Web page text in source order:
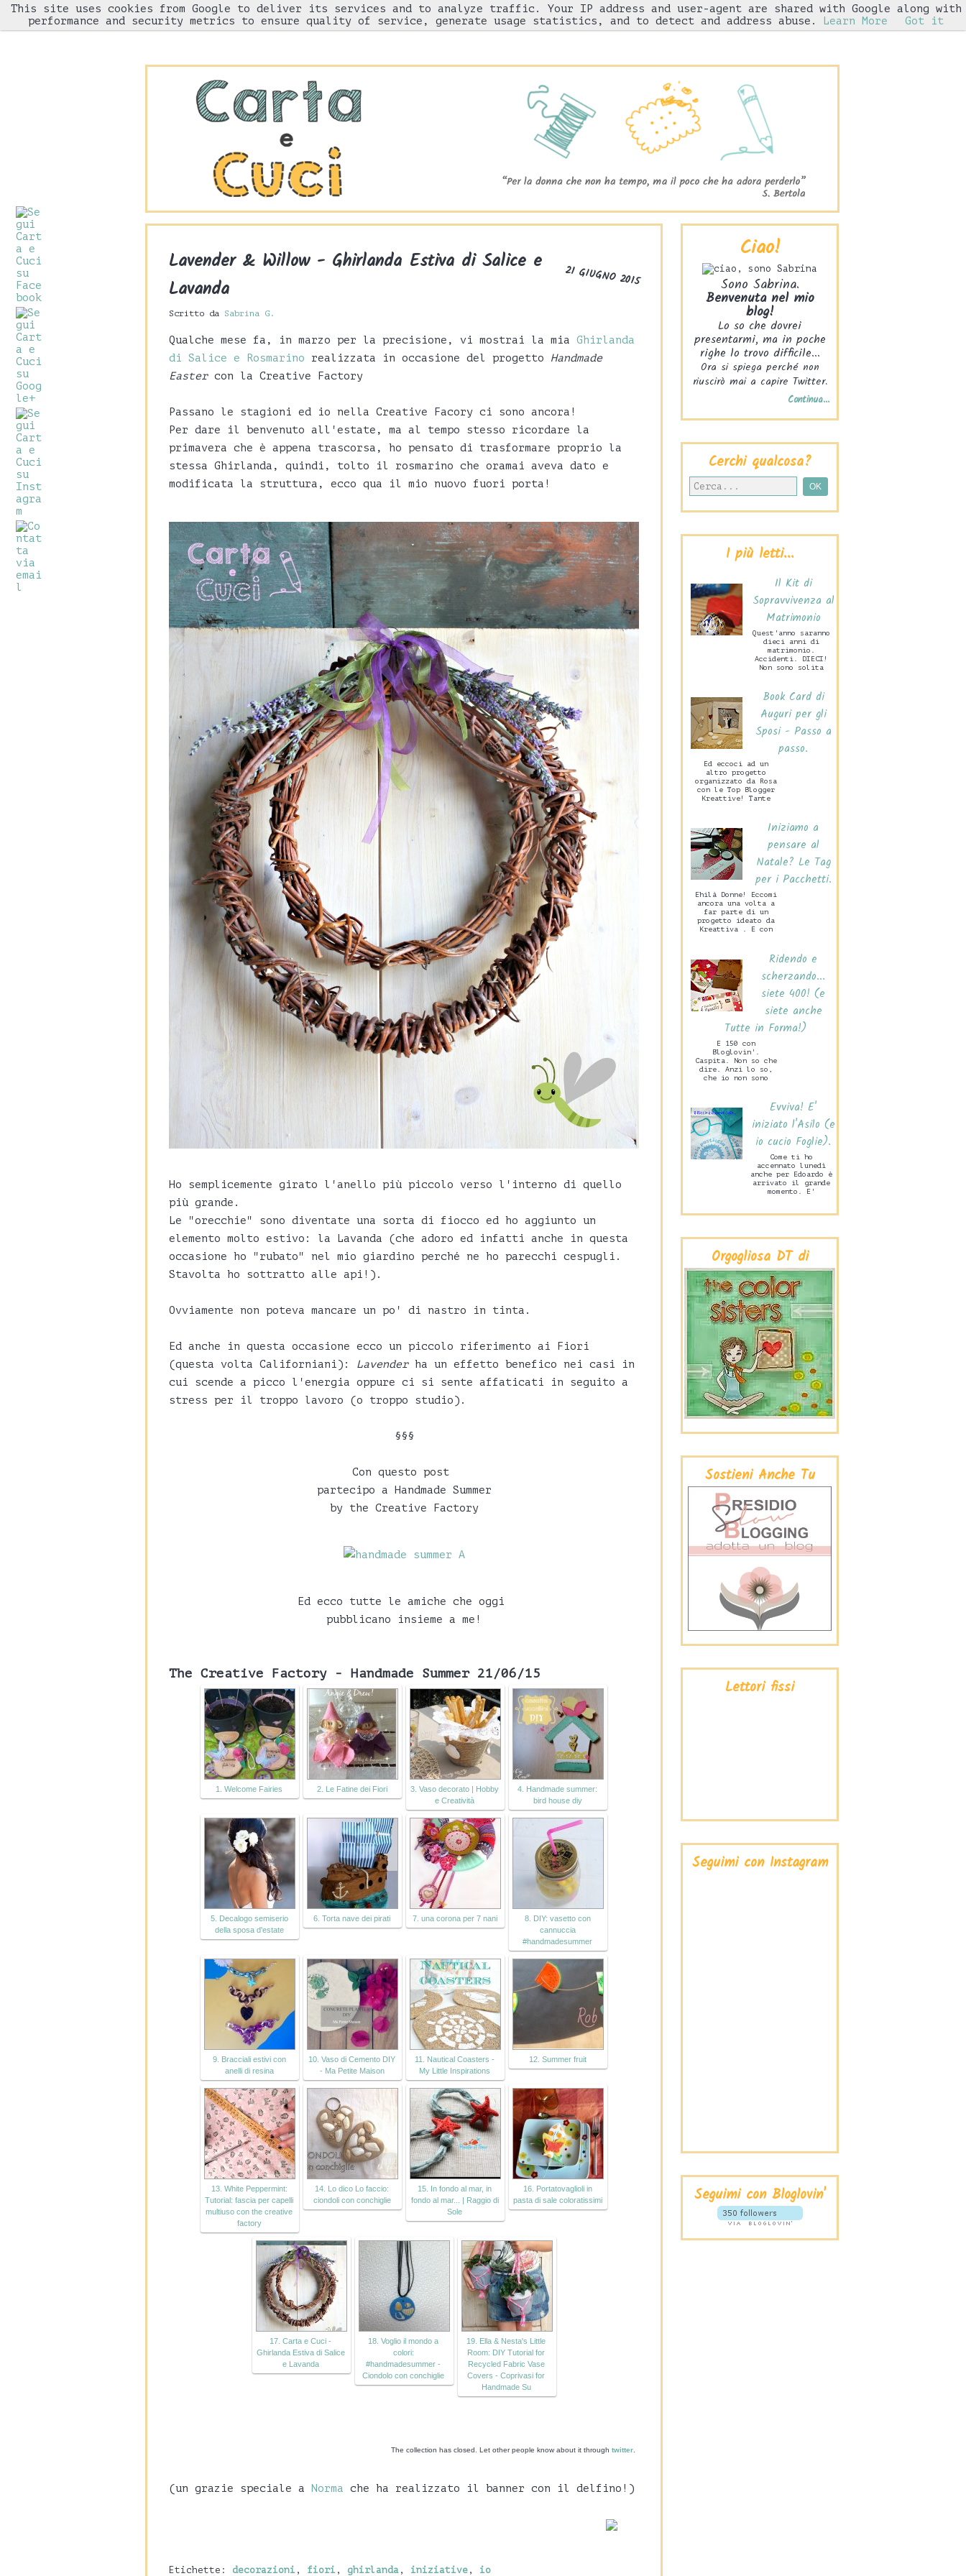
HOME Chi sono "Come l'ho fatto" Gnam! Iniziative
21 GIUGNO 2015
Lavender & Willow - Ghirlanda Estiva di Salice e
Lavanda
Scritto da Sabrina G.
Qualche mese fa, in marzo per la precisione, vi mostrai la mia Ghirlanda
di Salice e Rosmarino realizzata in occasione del progetto Handmade
Eastercon la Creative Factory
Passano le stagioni ed io nella Creative Facory ci sono ancora!
Per dare il benvenuto all'estate, ma al tempo stesso ricordare la
primavera che è appena trascorsa, ho pensato di trasformare proprio la
stessa Ghirlanda, quindi, tolto il rosmarino che oramai aveva dato e
modificata la struttura, ecco qua il mio nuovo fuori porta!
Ho semplicemente girato l'anello più piccolo verso l'interno di quello
più grande.
Le "orecchie" sono diventate una sorta di fiocco ed ho aggiunto un
elemento molto estivo: la Lavanda (che adoro ed infatti anche in questa
occasione ho "rubato" nel mio giardino perché ne ho parecchi cespugli.
Stavolta ho sottratto alle api!).
Ovviamente non poteva mancare un po' di nastro in tinta.
Ed anche in questa occasione ecco un piccolo riferimento ai Fiori
(questa volta Californiani): Lavenderha un effetto benefico nei casi in
cui scende a picco l'energia oppure ci si sente affaticati in seguito a
stress per il troppo lavoro (o troppo studio).
§§§
Con questo post
partecipo a Handmade Summer
by the Creative Factory
Ed ecco tutte le amiche che oggi
pubblicano insieme a me!
The Creative Factory - Handmade Summer 21/06/15
1. Welcome Fairies 2. Le Fatine dei Fiori
3. Vaso decorato | Hobby
e Creatività
4. Handmade summer:
bird house diy
5. Decalogo semiserio
della sposa d'estate
6. Torta nave dei pirati 7. una corona per 7 nani
8. DIY: vasetto con
cannuccia
#handmadesummer
9. Bracciali estivi con
anelli di resina
10. Vaso di Cemento DIY
- Ma Petite Maison
11. Nautical Coasters -
My Little Inspirations
12. Summer fruit
13. White Peppermint:
Tutorial: fascia per capelli
multiuso con the creative
factory
14. Lo dico Lo faccio:
ciondoli con conchiglie
15. In fondo al mar, in
fondo al mar... | Raggio di
Sole
16. Portatovaglioli in
pasta di sale coloratissimi
17. Carta e Cuci -
Ghirlanda Estiva di Salice
e Lavanda
18. Voglio il mondo a
colori:
#handmadesummer -
Ciondolo con conchiglie
19. Ella & Nesta's Little
Room: DIY Tutorial for
Recycled Fabric Vase
Covers - Coprivasi for
Handmade Su
The collection has closed. Let other people know about it through twitter
(un grazie speciale a Norma che ha realizzato il banner con il delfino!)
Etichette: decorazioni , fiori , ghirlanda , iniziative , io
Ciao!
Sono Sabrina.
Benvenuta nel mio
blog!
Lo so che dovrei
presentarmi, ma in poche
righe lo trovo difficile...
Ora si spiega perché non
riuscirò mai a capire Twitter.
Continua...
Cerchi qualcosa?
I più letti...
Il Kit di
Sopravvivenza al
Matrimonio
Quest'anno saranno
dieci anni di
matrimonio.
Accidenti. DIECI!
Non sono solita
Valentino, mio
marito c...
Book Card di
Auguri per gli
Sposi - Passo a
passo.
Ed eccoci ad un
altro progetto
organizzato da Rosa
con le Top Blogger
Kreattive! Tante
sarann...
Iniziamo a
pensare al
Natale? Le Tag
per i Pacchetti.
Ehilà Donne! Eccomi
ancora una volta a
far parte di un
progetto ideato da
Kreattiva . E con
Ridendo e
scherzando...
siete 400! (e
siete anche
Tutte in Forma!)
E 150 con
Bloglovin'.
Caspita. Non so che
dire. Anzi lo so,
che io non sono
ta...
Evviva! E'
iniziato l'Asilo (e
io cucio Foglie).
Come ti ho
accennato lunedì
anche per Edoardo è
arrivato il grande
momento. E'
mercoledì pome...
Orgogliosa DT di
Sostieni Anche Tu
Lettori fissi
Seguimi con Instagram
Seguimi con Bloglovin'
This site uses cookies from Google to deliver its services and to analyze traffic. Your IP address and user-agent are shared with Google along with
performance and security metrics to ensure quality of service, generate usage statistics, and to detect and address abuse.
Learn More Got it